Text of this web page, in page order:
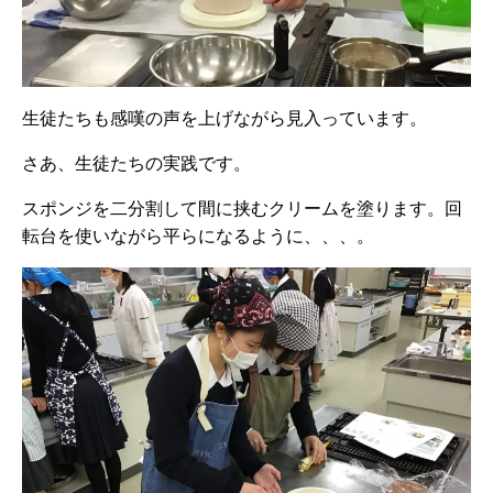
生徒たちも感嘆の声を上げながら見入っています。
さあ、生徒たちの実践です。
スポンジを二分割して間に挟むクリームを塗ります。回
転台を使いながら平らになるように、、、。